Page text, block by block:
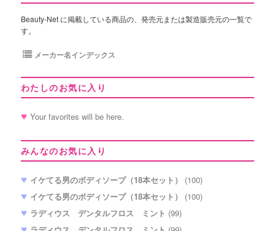
Beauty-Net に掲載している商品の、発売元または製造販売元の一覧で
す。
メーカー名インデックス
わたしのお気に入り
Your favorites will be here.
みんなのお気に入り
イケてる男のボディソープ（18本セット）
(100)
イケてる男のボディソープ（18本セット）
(100)
ラディウス デンタルフロス ミント (99)